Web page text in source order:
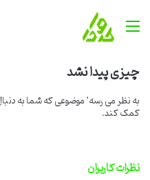
منو
چیزی پیدا نشد
به نظر می رسه’ موضوعی که شما به
کمک کند.
نظرات کاربران